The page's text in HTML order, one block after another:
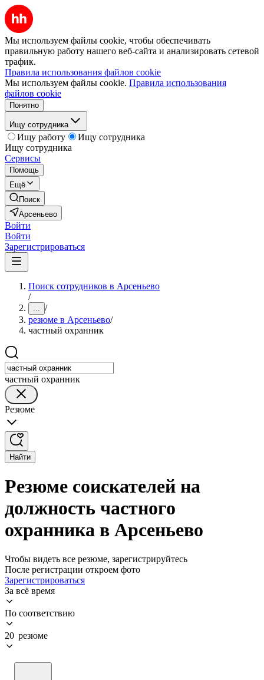
Мы используем файлы cookie, чтобы обеспечивать
правильную работу нашего веб-сайта и анализировать сетевой
трафик.
Правила использования файлов cookie
Мы используем файлы cookie. Правила использования
файлов cookie
Понятно
Ищу сотрудника
Ищу работу
Ищу сотрудника
Ищу сотрудника
Сервисы
Помощь
Ещё
Поиск
Арсеньево
Войти
Войти
Зарегистрироваться
Поиск сотрудников в Арсеньево
/
... /
резюме в Арсеньево/
частный охранник
частный охранник
Резюме
Найти
Резюме соискателей на
должность частного
охранника в Арсеньево
Чтобы видеть все резюме, зарегистрируйтесь
После регистрации откроем фото
Зарегистрироваться
За всё время
По соответствию
20 резюме